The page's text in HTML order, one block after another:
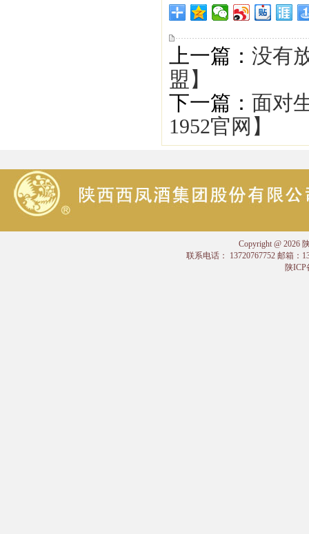
上一篇： 没有
盟】
下一篇： 面对
1952官网】
Copyright @ 2026
联系电话： 13720767752 邮箱：
陕ICP